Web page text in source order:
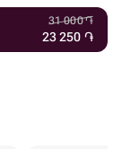
31 000֏
23 250 ֏